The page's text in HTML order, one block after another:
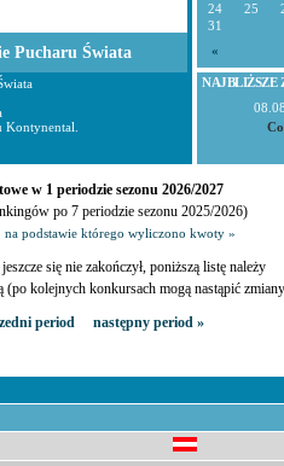
24
25
31
«
NAJBLIŻSZE
w 1 periodzie sezonu 2026/2027
po 7 periodzie sezonu 2025/2026)
na podstawie którego wyliczono kwoty »
się nie zakończył, poniższą listę należy
kolejnych konkursach mogą nastąpić
period
następny period »
Pucharu Świata